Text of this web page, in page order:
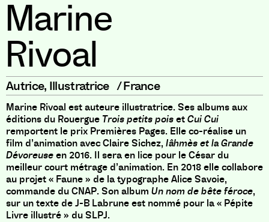
Marine
Rivoal
Autrice, Illustratrice /France
Marine Rivoal est auteure illustratrice. Ses albums aux
éditions du Rouergue Trois petits poisetCui Cui
remportent le prix Premières Pages. Elle co-réalise un
film d’animation avec Claire Sichez,Iâhmès et la Grande
Dévoreuseen 2016. Il sera en lice pour le César du
meilleur court métrage d’animation. En 2018 elle collabore
au projet « Faune » de la typographe Alice Savoie,
commande du CNAP. Son album Un nom de bête féroce,
sur un texte de J-B Labrune est nommé pour la « Pépite
Livre illustré » du SLPJ.